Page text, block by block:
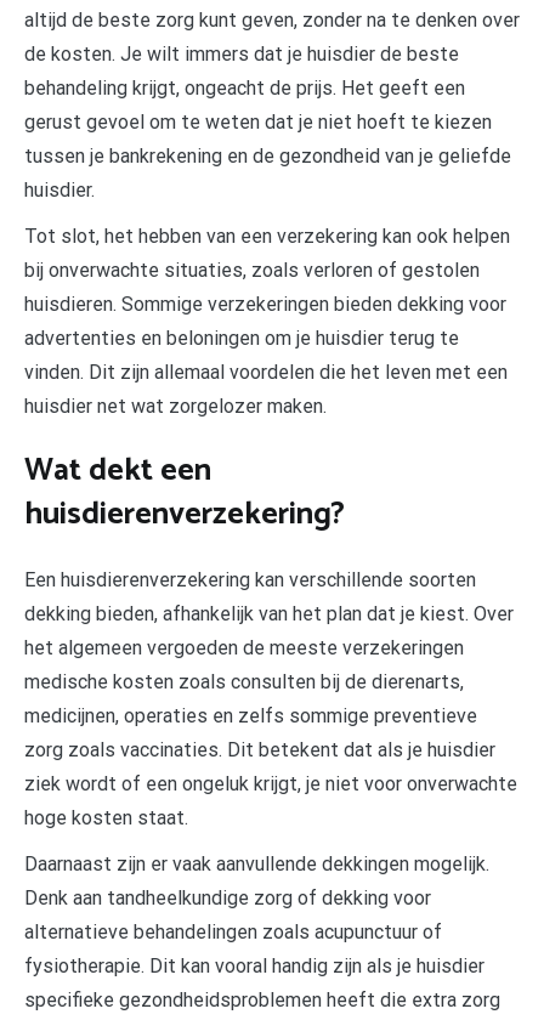
altijd de beste zorg kunt geven, zonder na te denken over
de kosten. Je wilt immers dat je huisdier de beste
behandeling krijgt, ongeacht de prijs. Het geeft een
gerust gevoel om te weten dat je niet hoeft te kiezen
tussen je bankrekening en de gezondheid van je geliefde
huisdier.
Tot slot, het hebben van een verzekering kan ook helpen
bij onverwachte situaties, zoals verloren of gestolen
huisdieren. Sommige verzekeringen bieden dekking voor
advertenties en beloningen om je huisdier terug te
vinden. Dit zijn allemaal voordelen die het leven met een
huisdier net wat zorgelozer maken.
Wat dekt een
huisdierenverzekering?
Een huisdierenverzekering kan verschillende soorten
dekking bieden, afhankelijk van het plan dat je kiest. Over
het algemeen vergoeden de meeste verzekeringen
medische kosten zoals consulten bij de dierenarts,
medicijnen, operaties en zelfs sommige preventieve
zorg zoals vaccinaties. Dit betekent dat als je huisdier
ziek wordt of een ongeluk krijgt, je niet voor onverwachte
hoge kosten staat.
Daarnaast zijn er vaak aanvullende dekkingen mogelijk.
Denk aan tandheelkundige zorg of dekking voor
alternatieve behandelingen zoals acupunctuur of
fysiotherapie. Dit kan vooral handig zijn als je huisdier
specifieke gezondheidsproblemen heeft die extra zorg